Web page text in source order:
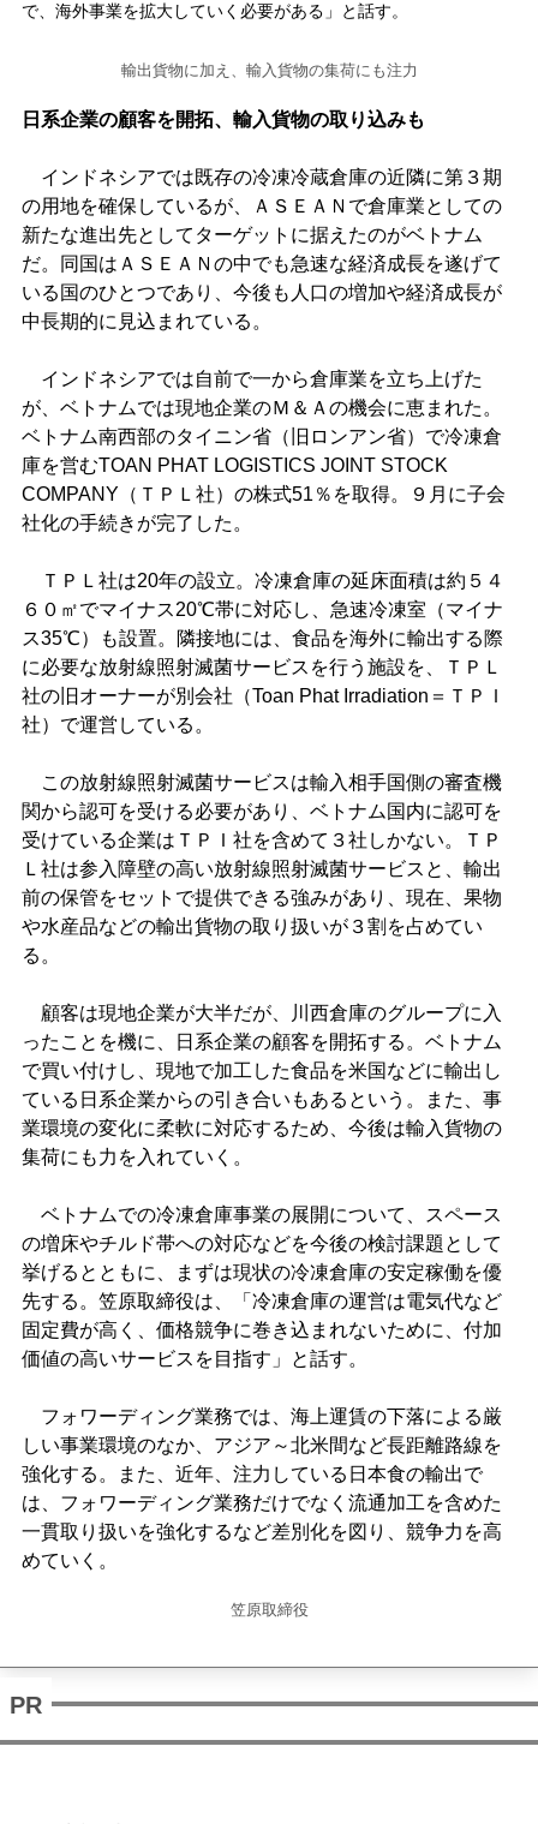
で、海外事業を拡大していく必要がある」と話す。
輸出貨物に加え、輸入貨物の集荷にも注力
日系企業の顧客を開拓、輸入貨物の取り込みも
インドネシアでは既存の冷凍冷蔵倉庫の近隣に第３期
の用地を確保しているが、ＡＳＥＡＮで倉庫業としての
新たな進出先としてターゲットに据えたのがベトナム
だ。同国はＡＳＥＡＮの中でも急速な経済成長を遂げて
いる国のひとつであり、今後も人口の増加や経済成長が
中長期的に見込まれている。
インドネシアでは自前で一から倉庫業を立ち上げた
が、ベトナムでは現地企業のＭ＆Ａの機会に恵まれた。
ベトナム南西部のタイニン省（旧ロンアン省）で冷凍倉
庫を営むTOAN PHAT LOGISTICS JOINT STOCK
COMPANY（ＴＰＬ社）の株式51％を取得。９月に子会
社化の手続きが完了した。
ＴＰＬ社は20年の設立。冷凍倉庫の延床面積は約５４
６０㎡でマイナス20℃帯に対応し、急速冷凍室（マイナ
ス35℃）も設置。隣接地には、食品を海外に輸出する際
に必要な放射線照射滅菌サービスを行う施設を、ＴＰＬ
社の旧オーナーが別会社（Toan Phat Irradiation＝ＴＰＩ
社）で運営している。
この放射線照射滅菌サービスは輸入相手国側の審査機
関から認可を受ける必要があり、ベトナム国内に認可を
受けている企業はＴＰＩ社を含めて３社しかない。ＴＰ
Ｌ社は参入障壁の高い放射線照射滅菌サービスと、輸出
前の保管をセットで提供できる強みがあり、現在、果物
や水産品などの輸出貨物の取り扱いが３割を占めてい
る。
顧客は現地企業が大半だが、川西倉庫のグループに入
ったことを機に、日系企業の顧客を開拓する。ベトナム
で買い付けし、現地で加工した食品を米国などに輸出し
ている日系企業からの引き合いもあるという。また、事
業環境の変化に柔軟に対応するため、今後は輸入貨物の
集荷にも力を入れていく。
ベトナムでの冷凍倉庫事業の展開について、スペース
の増床やチルド帯への対応などを今後の検討課題として
挙げるとともに、まずは現状の冷凍倉庫の安定稼働を優
先する。笠原取締役は、「冷凍倉庫の運営は電気代など
固定費が高く、価格競争に巻き込まれないために、付加
価値の高いサービスを目指す」と話す。
フォワーディング業務では、海上運賃の下落による厳
しい事業環境のなか、アジア～北米間など長距離路線を
強化する。また、近年、注力している日本食の輸出で
は、フォワーディング業務だけでなく流通加工を含めた
一貫取り扱いを強化するなど差別化を図り、競争力を高
めていく。
笠原取締役